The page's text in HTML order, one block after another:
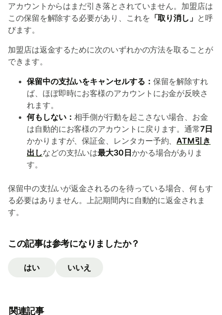
アカウントからはまだ引き落とされていません。加盟店は
この保留を解除する必要があり、これを 「取り消し」 と呼
びます。
加盟店は返金するために次のいずれかの方法を取ることが
できます。
保留中の支払いをキャンセルする： 保留を解除すれ
ば、ほぼ即時にお客様のアカウントにお金が反映さ
れます。
何もしない： 相手側が行動を起こさない場合、お金
は自動的にお客様のアカウントに戻ります。通常7日
かかりますが、保証金、レンタカー予約、ATM引き
出しなどの支払いは最大30日かかる場合がありま
す。
保留中の支払いが返金されるのを待っている場合、何もす
る必要はありません。上記期間内に自動的に返金されま
す。
この記事は参考になりましたか？
はい いいえ
関連記事